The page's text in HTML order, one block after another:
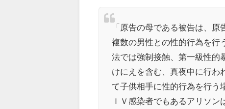
「原告の母である被告は、
複数の男性との性的行為を行
法では強制接触、第一級性
けにえを含む、真夜中に行わ
て子供相手に性的行為を行
ＩＶ感染者でもあるアリソ